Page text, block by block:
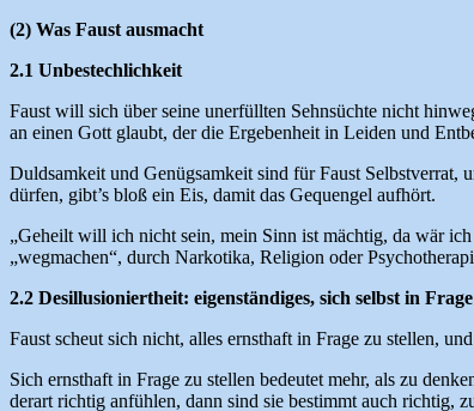
(2) Was Faust ausmacht
2.1 Unbestechlichkeit
Faust will sich über seine unerfüllten Sehnsüchte nicht
an einen Gott glaubt, der die Ergebenheit in Leiden und
Duldsamkeit und Genügsamkeit sind für Faust
dürfen, gibt’s bloß ein Eis, damit das Gequengel aufhört.
„Geheilt will ich nicht sein, mein Sinn ist mächtig, da wär
„wegmachen“, durch Narkotika, Religion oder
2.2 Desillusioniertheit: eigenständiges, sich selbst in
Faust scheut sich nicht, alles ernsthaft in Frage zu stellen,
Sich ernsthaft in Frage zu stellen bedeutet mehr, als zu
derart richtig anfühlen, dann sind sie bestimmt auch richtig,